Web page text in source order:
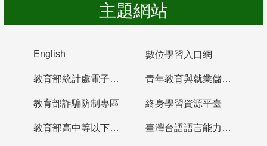
主題網站
English 數位學習入口網
教育部統計處電子書櫃 青年教育與就業儲蓄帳戶
教育部詐騙防制專區 終身學習資源平臺
教育部高中等以下學校及幼兒園教師資格檢定考試 臺灣台語語言能力認證網站